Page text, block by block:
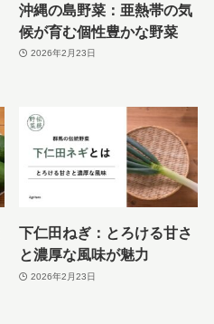
沖縄の島野菜：亜熱帯の気
候が育む個性豊かな野菜
2026年2月23日
下仁田ねぎ：とろける甘さ
と濃厚な風味が魅力
2026年2月23日